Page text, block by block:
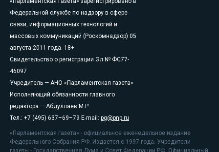
Федеральной службе по надзору в сфере
связи, информационных технологий и
массовых коммуникаций (Роскомнадзор) 05
августа 2011 года. 18+
Свидетельство о регистрации Эл № ФС77-
46097
Учредитель — АНО «Парламентская газета»
Исполняющий обязанности главного
редактора — Абдуллаев М.Р.
Тел.: +7 (495) 637–69–79 E-mail: pg@pnp.ru
«Парламентская газета» - официальное еженедельное издание
Федерального Собрания РФ. Издается с 1997 года. Учредители
газеты - Государственная Дума и Совет Федерации РФ. Официальный